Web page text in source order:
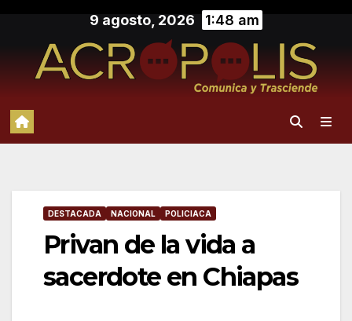
contenido
9 agosto, 2026 1:48 am
DESTACADA NACIONAL POLICIACA
Privan de la vida a
sacerdote en Chiapas